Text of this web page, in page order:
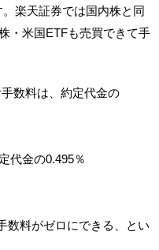
楽天証券では国内株と同
・米国ETFも売買できて手
数料は、約定代金の
代金の0.495％
数料がゼロにできる、とい